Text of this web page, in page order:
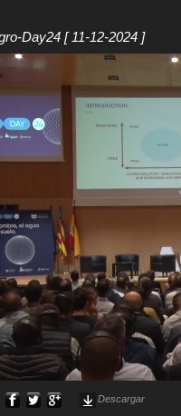
Day24 [ 11-12-2024 ]
Descargar